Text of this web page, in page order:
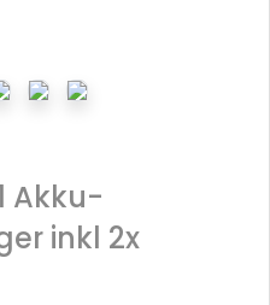
Akku-
inkl 2x